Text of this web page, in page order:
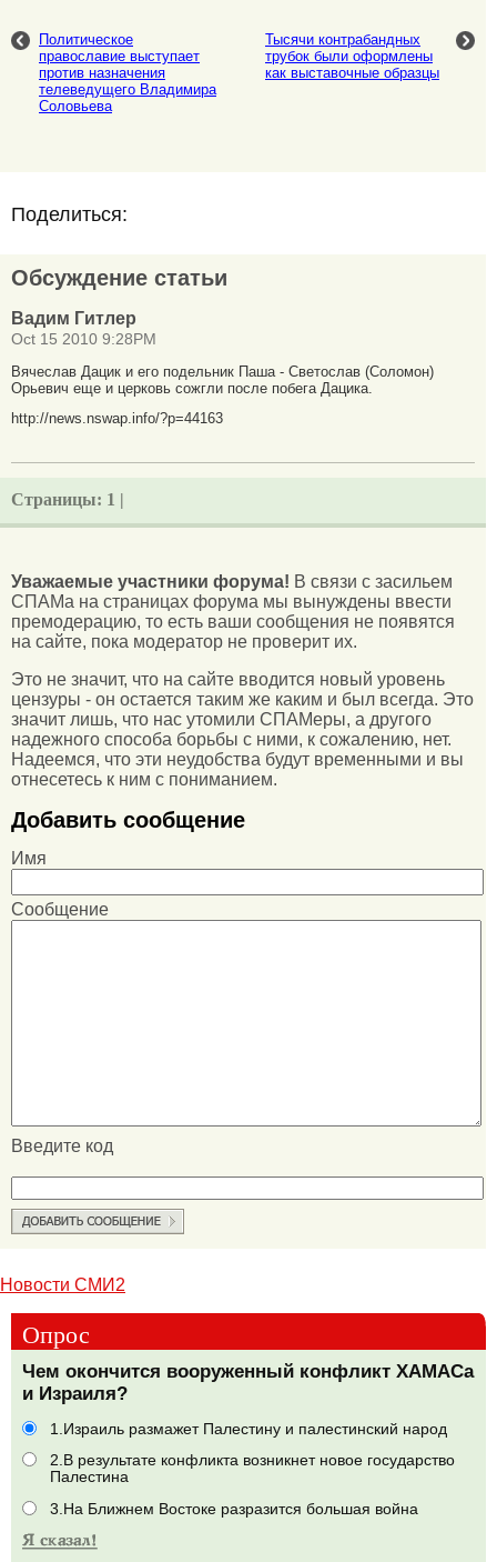
Политическое
православие выступает
против назначения
телеведущего Владимира
Соловьева
Тысячи контрабандных
трубок были оформлены
как выставочные образцы
Поделиться:
Обсуждение статьи
Вадим Гитлер
Oct 15 2010 9:28PM
Вячеслав Дацик и его подельник Паша - Светослав (Соломон)
Орьевич еще и церковь сожгли после побега Дацика.
http://news.nswap.info/?p=44163
Страницы: 1 |
Уважаемые участники форума! В связи с засильем
СПАМа на страницах форума мы вынуждены ввести
премодерацию, то есть ваши сообщения не появятся
на сайте, пока модератор не проверит их.
Это не значит, что на сайте вводится новый уровень
цензуры - он остается таким же каким и был всегда. Это
значит лишь, что нас утомили СПАМеры, а другого
надежного способа борьбы с ними, к сожалению, нет.
Надеемся, что эти неудобства будут временными и вы
отнесетесь к ним с пониманием.
Добавить сообщение
Имя
Сообщение
Введите код
Новости СМИ2
Опрос
Чем окончится вооруженный конфликт ХАМАСа
и Израиля?
1.Израиль размажет Палестину и палестинский народ
2.В результате конфликта возникнет новое государство
Палестина
3.На Ближнем Востоке разразится большая война